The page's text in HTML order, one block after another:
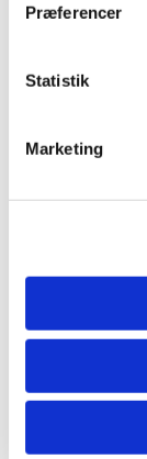
Præferencer
Statistik
Marketing